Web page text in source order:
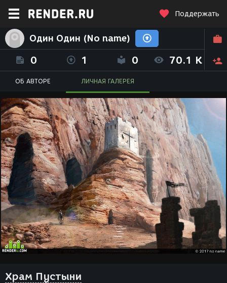
Поддержать
Один Один (No name)
0 1 0 70.1 K
ОБ АВТОРЕ ЛИЧНАЯ ГАЛЕРЕЯ
Храм Пустыни